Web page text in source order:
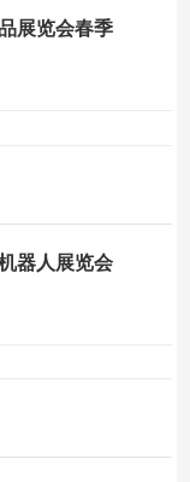
展览会春季
器人展览会